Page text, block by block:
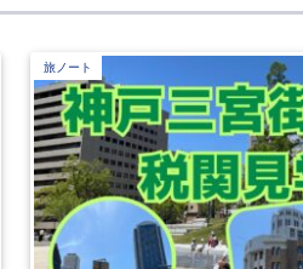
旅ノート